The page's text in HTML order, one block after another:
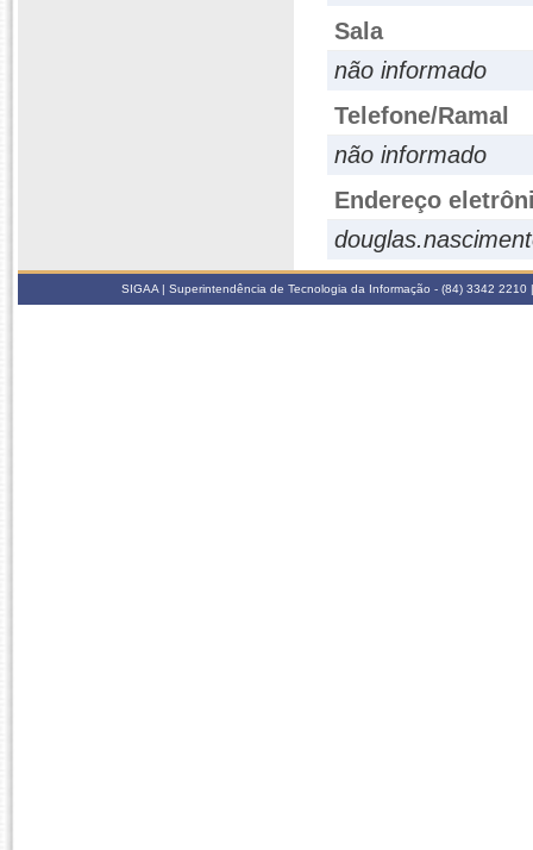
Sala
não informado
Telefone/Ramal
não informado
Endereço
SIGAA | Superintendência de Tecnologia da Informação - (84) 3342